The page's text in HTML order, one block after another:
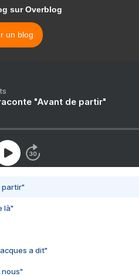
sur Overblog
un blog
"Avant de partir"
partir"
là"
a dit"
nous"